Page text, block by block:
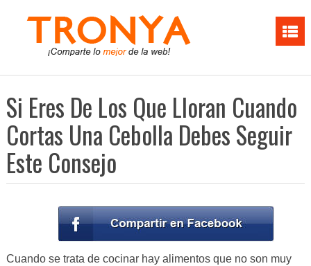
Si Eres De Los Que Lloran Cuando
Cortas Una Cebolla Debes Seguir
Este Consejo
Cuando se trata de cocinar hay alimentos que no son muy